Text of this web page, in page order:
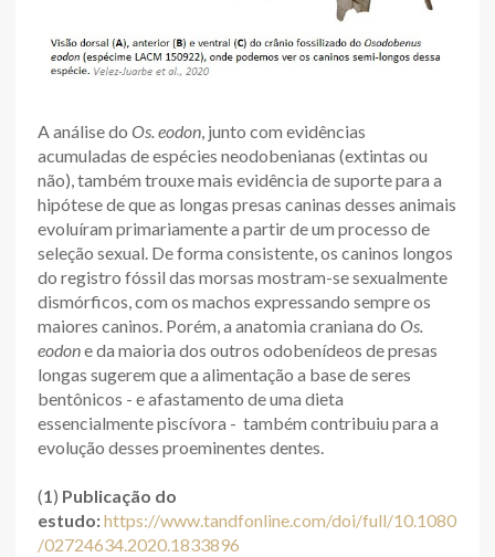
A análise do Os. eodon, junto com evidências
acumuladas de espécies neodobenianas (extintas ou
não), também trouxe mais evidência de suporte para a
hipótese de que as longas presas caninas desses animais
evoluíram primariamente a partir de um processo de
seleção sexual. De forma consistente, os caninos longos
do registro fóssil das morsas mostram-se sexualmente
dismórficos, com os machos expressando sempre os
maiores caninos. Porém, a anatomia craniana do Os.
eodone da maioria dos outros odobenídeos de presas
longas sugerem que a alimentação a base de seres
bentônicos - e afastamento de uma dieta
essencialmente piscívora - também contribuiu para a
evolução desses proeminentes dentes.
(1) Publicação do
estudo:https://www.tandfonline.com/doi/full/10.1080
/02724634.2020.1833896